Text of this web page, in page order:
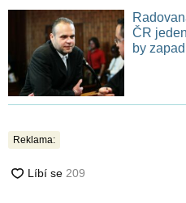
ČR
by
Reklama: